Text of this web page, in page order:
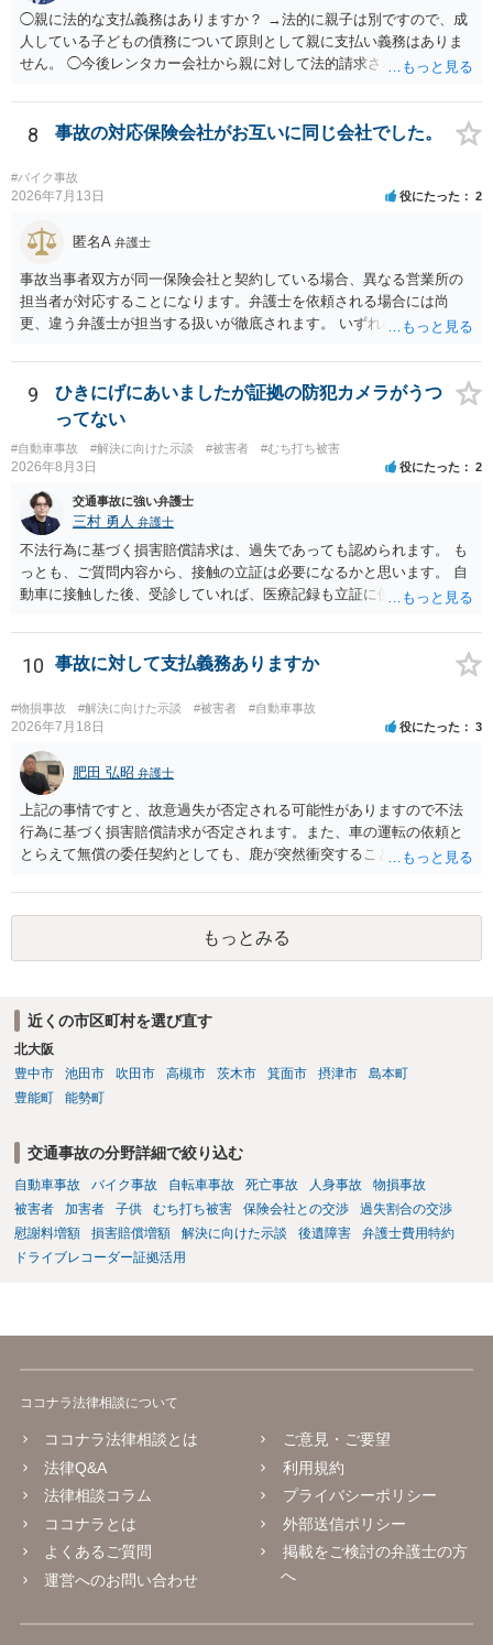
◯親に法的な支払義務はありますか？ →法的に親子は別ですので、成
人している子どもの債務について原則として親に支払い義務はありま
せん。 ◯今後レンタカー会社から親に対して法的請求される可能性は
低いでしょう。 ◯親である私は今後どう対応すべきでしょうか？ →債
権者に対してご自身は支払いを拒み、請求するのであれば本人に対し
8 事故の対応保険会社がお互いに同じ会社でした。
#バイク事故
2026年7月13日 役にたった 2
匿名A 弁護士
事故当事者双方が同一保険会社と契約している場合、異なる営業所の
担当者が対応することになります。弁護士を依頼される場合には尚
更、違う弁護士が担当する扱いが徹底されます。 いずれにしても、交
9
ひきにげにあいましたが証拠の防犯カメラがうつ
ってない
#自動車事故 #解決に向けた示談 #被害者 #むち打ち被害
2026年8月3日 役にたった 2
交通事故に強い弁護士
三村 勇人 弁護士
不法行為に基づく損害賠償請求は、過失であっても認められます。 も
っとも、ご質問内容から、接触の立証は必要になるかと思います。 自
動車に接触した後、受診していれば、医療記録も立証に使えるかと思
士にご相談ください。
10 事故に対して支払義務ありますか
#物損事故 #解決に向けた示談 #被害者 #自動車事故
2026年7月18日 役にたった 3
肥田 弘昭 弁護士
上記の事情ですと、故意過失が否定される可能性がありますので不法
行為に基づく損害賠償請求が否定されます。また、車の運転の依頼と
とらえて無償の委任契約としても、鹿が突然衝突することは予見がで
償請求も成立しない可能性があります。以上の理由から支払義務は否
定される可能性が高いです。ご参考にしてください。
もっとみる
近くの市区町村を選び直す
北大阪
豊中市
池田市 吹田市 高槻市 茨木市 箕面市 摂津市
島本町
豊能町
能勢町
交通事故の分野詳細で絞り込む
自動車事故 バイク事故 自転車事故 死亡事故 人身事故
物損事故
被害者
加害者 子供 むち打ち被害 保険会社との交渉
過失割合の交渉
慰謝料増額
損害賠償増額 解決に向けた示談 後遺障害
弁護士費用特約
ドライブレコーダー証拠活用
ココナラ法律相談について
ココナラ法律相談とは
法律Q&A
法律相談コラム
ココナラとは
よくあるご質問
運営へのお問い合わせ
ご意見・ご要望
利用規約
プライバシーポリシー
外部送信ポリシー
掲載をご検討の弁護士の方
へ